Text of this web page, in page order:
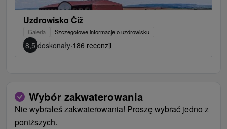
Uzdrowisko Číž
Galeria Szczegółowe informacje o uzdrowisku
8,5 doskonały·186 recenzji
Wybór zakwaterowania
Nie wybrałeś zakwaterowania! Proszę wybrać jedno z
poniższych.